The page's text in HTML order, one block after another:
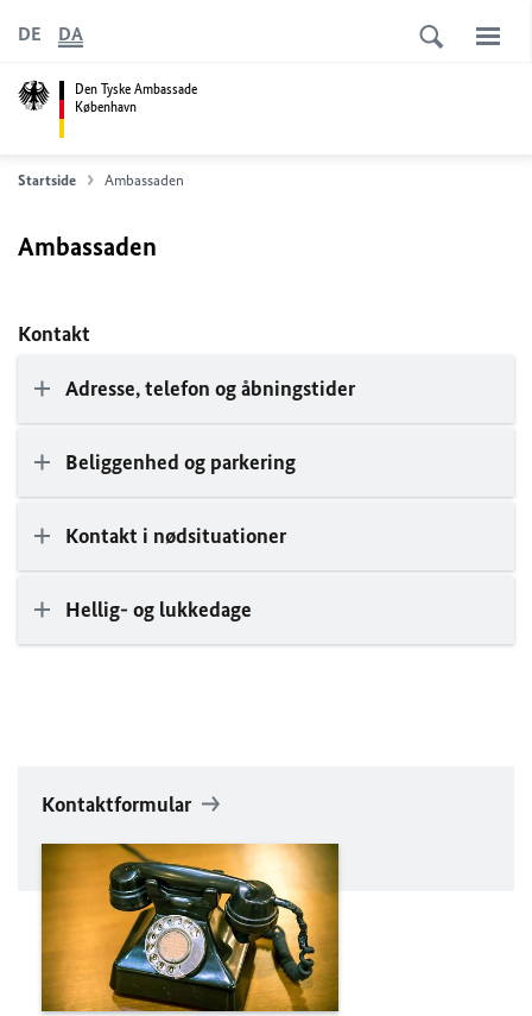
Den Tyske Ambassade
København
DE DA
Startside Ambassaden
Ambassaden
Kontakt
Adresse, telefon og åbningstider
Beliggenhed og parkering
Kontakt i nødsituationer
Hellig- og lukkedage
Kontaktformular